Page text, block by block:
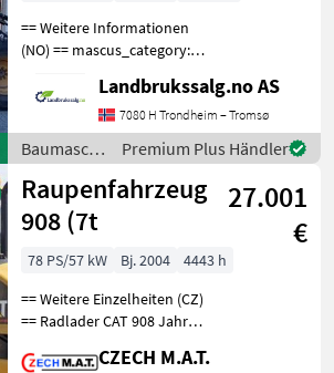
== Weitere Informationen
(NO) == mascus_category:
auf Anfrage die
Referenznummer an: 7178
Weitere Bilder finden Sie
unter en.landbrukssalg.
Landbrukssalg.no AS
7080 H Trondheim – Tromsø
Baumaschinen
/
Caterpillar
Premium Plus Händler
Raupenfahrzeug
908 (7t
27.001
€
78 PS/57 kW Bj. 2004
4443 h
== Weitere Einzelheiten (CZ)
== Radlader CAT 908 Jahr
mth CAT-Motor / 57 kW
CZECH M.A.T.